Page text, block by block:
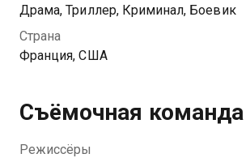
родителей. Все следы ведут к
наркобарону Дону Лусиа.
соединяющая девушку-убийцу с
людей — это ее возлюбленный,
подружка…
Драма, Триллер, Криминал, Боевик
Страна
Франция, США
Съёмочная команда
Режиссёры